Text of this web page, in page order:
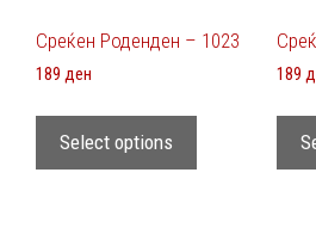
Среќен Роденден – 1023
189 ден
Select options
189